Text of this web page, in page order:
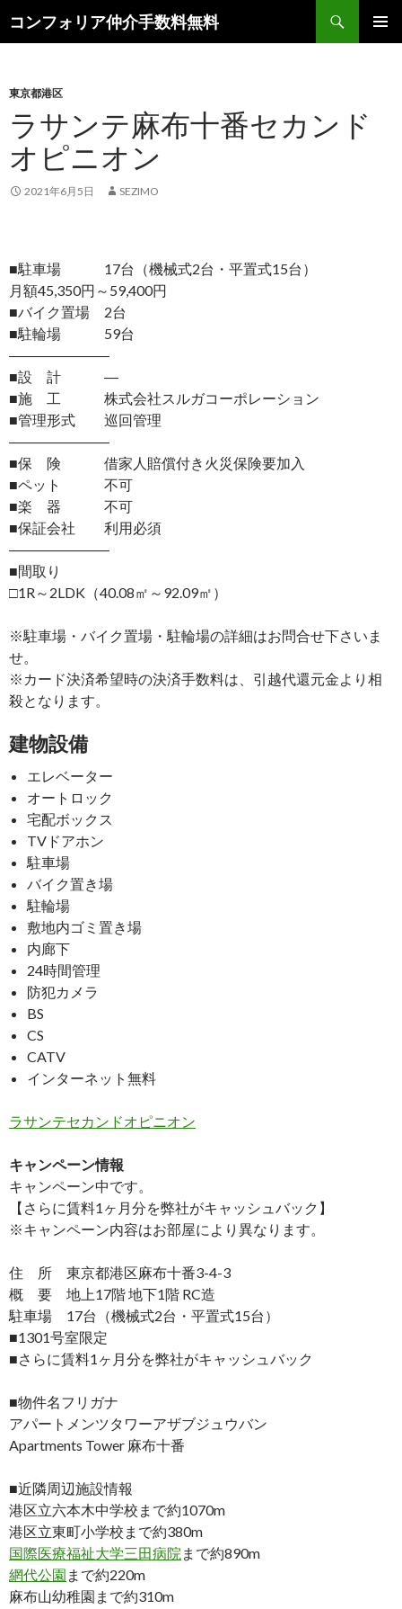
コンフォリア仲介手数料無料
索
ン
ツ
ス
キ
ッ
東京都港区
ラサンテ麻布十番セカンド
オピニオン
2021年6月5日 SEZIMO
■駐車場 17台（機械式2台・平置式15台）
月額45,350円～59,400円
■バイク置場 2台
■駐輪場 59台
―――――――
■設 計 ―
■施 工 株式会社スルガコーポレーション
■管理形式 巡回管理
―――――――
■保 険 借家人賠償付き火災保険要加入
■ペット 不可
■楽 器 不可
■保証会社 利用必須
―――――――
■間取り
□1R～2LDK（40.08㎡～92.09㎡）
※駐車場・バイク置場・駐輪場の詳細はお問合せ下さいま
せ。
※カード決済希望時の決済手数料は、引越代還元金より相
殺となります。
建物設備
エレベーター
オートロック
宅配ボックス
TVドアホン
駐車場
バイク置き場
駐輪場
敷地内ゴミ置き場
内廊下
24時間管理
防犯カメラ
BS
CS
CATV
インターネット無料
ラサンテセカンドオピニオン
キャンペーン情報
キャンペーン中です。
【さらに賃料1ヶ月分を弊社がキャッシュバック】
※キャンペーン内容はお部屋により異なります。
住 所 東京都港区麻布十番3-4-3
概 要 地上17階 地下1階 RC造
駐車場 17台（機械式2台・平置式15台）
■1301号室限定
■さらに賃料1ヶ月分を弊社がキャッシュバック
■物件名フリガナ
アパートメンツタワーアザブジュウバン
Apartments Tower 麻布十番
■近隣周辺施設情報
港区立六本木中学校まで約1070m
港区立東町小学校まで約380m
国際医療福祉大学三田病院 まで約890m
網代公園 まで約220m
麻布山幼稚園まで約310m